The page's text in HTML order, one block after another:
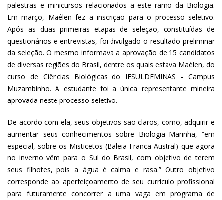
palestras e minicursos relacionados a este ramo da Biologia.
Em março, Maélen fez a inscrição para o processo seletivo.
Após as duas primeiras etapas de seleção, constituídas de
questionários e entrevistas, foi divulgado o resultado preliminar
da seleção. O mesmo informava a aprovação de 15 candidatos
de diversas regiões do Brasil, dentre os quais estava Maélen, do
curso de Ciências Biológicas do IFSULDEMINAS - Campus
Muzambinho. A estudante foi a única representante mineira
aprovada neste processo seletivo.
De acordo com ela, seus objetivos são claros, como, adquirir e
aumentar seus conhecimentos sobre Biologia Marinha, “em
especial, sobre os Misticetos (Baleia-Franca-Austral) que agora
no inverno vêm para o Sul do Brasil, com objetivo de terem
seus filhotes, pois a água é calma e rasa.” Outro objetivo
corresponde ao aperfeiçoamento de seu currículo profissional
para futuramente concorrer a uma vaga em programa de